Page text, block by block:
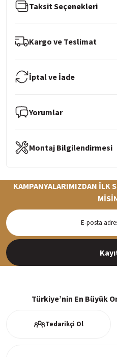
Taksit Seçenekleri
Kargo ve Teslimat
İptal ve İade
Yorumlar
Montaj Bilgilendirmesi
Siparişleriniz en kısa sürede
KAMPANYALARIMIZDAN İLK
Türkiye’nin En Büyük
Tedarikçi Ol